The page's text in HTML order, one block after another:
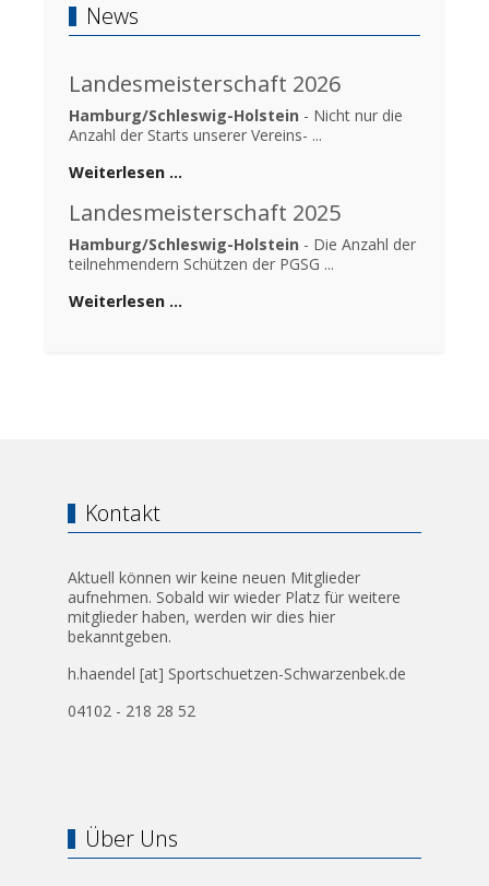
News
Landesmeisterschaft 2026
Hamburg/Schleswig-Holstein - Nicht nur die
Anzahl der Starts unserer Vereins- ...
Weiterlesen …
Landesmeisterschaft 2025
Hamburg/Schleswig-Holstein - Die Anzahl der
teilnehmendern Schützen der PGSG ...
Weiterlesen …
Kontakt
Aktuell können wir keine neuen Mitglieder
aufnehmen. Sobald wir wieder Platz für weitere
mitglieder haben, werden wir dies hier
bekanntgeben.
h.haendel [at] Sportschuetzen-Schwarzenbek.de
04102 - 218 28 52
Über Uns